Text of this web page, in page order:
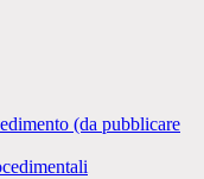
(da pubblicare